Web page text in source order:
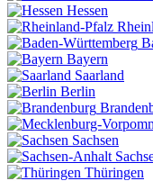
Hessen
Bayern
Saarland
Berlin
Sachsen
Thüringen